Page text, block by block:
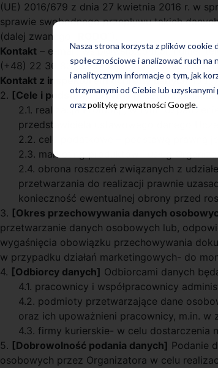
Nasza strona korzysta z plików cookie
społecznościowe i analizować ruch
i analitycznym informacje o tym, jak
otrzymanymi od Ciebie lub uzyskanymi
orazpolitykę prywatności Google.
(UE) 2016/679 z dnia 27 kwietnia 2016 r. w
sprawie swobodnego przepływu takich
(dalej zwanego „
Kontakt – e-mail: wsip@wsip.com.pl, numer
(+48) 22 36 83 801 (z telefonów
Kontakt z inspektorem ochrony danych:
2. [Cele i podstawa prawna przetwarzania
2.1. realizacja Promocji, w tym
przedstawiciela ustawowego danego
2.2. cele podatkowe – podstawą prawną
2.3. marketing produktów i usług
2.4. obrona roszczeń związanych z
przetwarzania do realizacji prawnie
konieczność ewentualnej obrony przed
3. [Okres przechowywania danych
przetwarzanie danych osobowych lub,
wygaśnięcia obowiązku przechowywania
w przypadku działań marketingowych- do
4. [Odbiorcy danych] Odbiorcami danych
4.1. pracownicy i współpracownicy
4.2. podmioty przetwarzające dane
oraz ich upoważnieni pracownicy, m.in. w
4.3. firmy kurierskie- w celu dostarczenia
5. [Dobrowolność podania danych] Podanie
osobowych przez Organizatora w celu